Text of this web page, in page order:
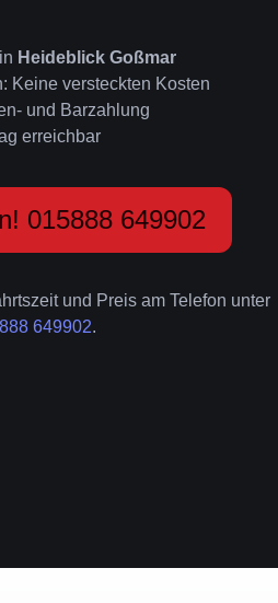
Heideblick Goßmar
Keine versteckten Kosten
und Barzahlung
erreichbar
015888 649902
und Preis am Telefon unter
649902.